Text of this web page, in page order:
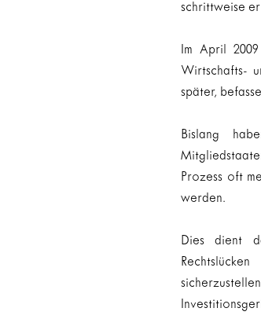
schrittweise
Im April
Wirtschafts-
später,
Bislang
Prozess oft
werden.
Dies dient